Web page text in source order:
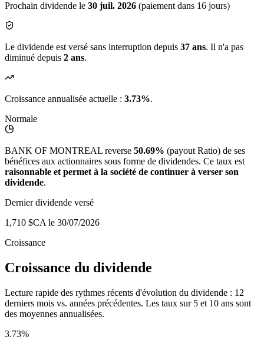
Prochain dividende le 30 juil. 2026 (paiement dans 16 jours)
Le dividende est versé sans interruption depuis 37 ans. Il n'a pas
diminué depuis 2 ans.
Croissance annualisée actuelle : 3.73%.
Normale
BANK OF MONTREAL reverse 50.69% (payout Ratio) de ses
bénéfices aux actionnaires sous forme de dividendes. Ce taux est
raisonnable et permet à la société de continuer à verser son
dividende.
Dernier dividende versé
1,710 $CA le 30/07/2026
Croissance
Croissance du dividende
Lecture rapide des rythmes récents d'évolution du dividende : 12
derniers mois vs. années précédentes. Les taux sur 5 et 10 ans sont
des moyennes annualisées.
3.73%